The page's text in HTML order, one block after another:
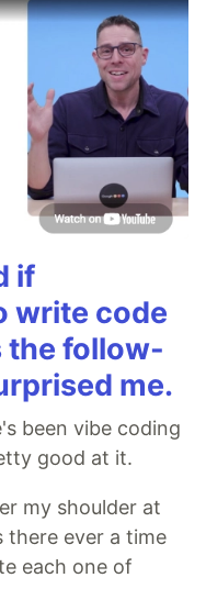
if
write code
the follow-
me.
been vibe coding
good at it.
my shoulder at
there ever a time
each one of